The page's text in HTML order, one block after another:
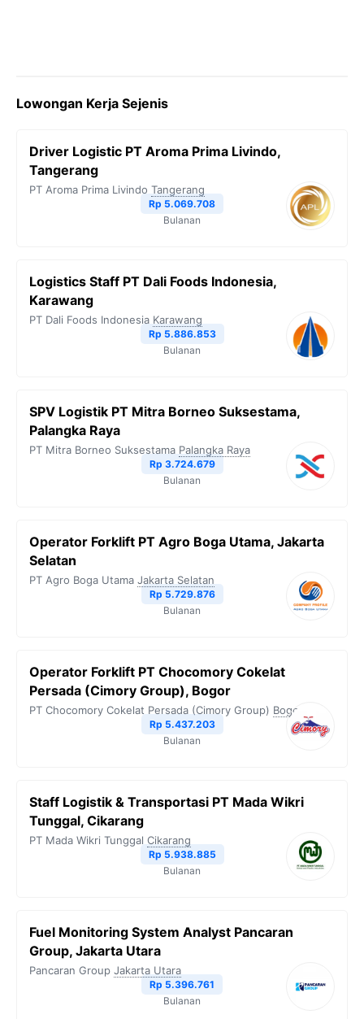
Lowongan Kerja Sejenis
Driver Logistic PT Aroma Prima Livindo,
Tangerang
PT Aroma Prima Livindo Tangerang
Rp 5.069.708
Bulanan
Logistics Staff PT Dali Foods Indonesia,
Karawang
PT Dali Foods Indonesia Karawang
Rp 5.886.853
Bulanan
SPV Logistik PT Mitra Borneo Suksestama,
Palangka Raya
PT Mitra Borneo Suksestama Palangka Raya
Rp 3.724.679
Bulanan
Operator Forklift PT Agro Boga Utama, Jakarta
Selatan
PT Agro Boga Utama Jakarta Selatan
Rp 5.729.876
Bulanan
Operator Forklift PT Chocomory Cokelat
Persada (Cimory Group), Bogor
PT Chocomory Cokelat Persada (Cimory Group) Bogor
Rp 5.437.203
Bulanan
Staff Logistik & Transportasi PT Mada Wikri
Tunggal, Cikarang
PT Mada Wikri Tunggal Cikarang
Rp 5.938.885
Bulanan
Fuel Monitoring System Analyst Pancaran
Group, Jakarta Utara
Pancaran Group Jakarta Utara
Rp 5.396.761
Bulanan